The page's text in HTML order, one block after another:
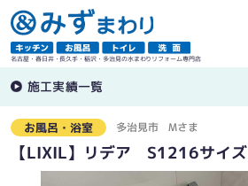
名古屋・春日井・長久手・稲沢・多治見の水まわりリフォーム専門店
施工実績一覧
お風呂・浴室 多治見市 Mさま
【LIXIL】リデア S1216サイズ